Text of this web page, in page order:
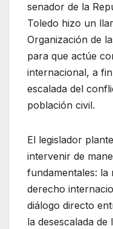
senador de la
Toledo hizo un
Organización de
para que actúe
internacional, a
escalada del
población civil.
El legislador
intervenir de
fundamentales: la
derecho
diálogo directo
la desescalada